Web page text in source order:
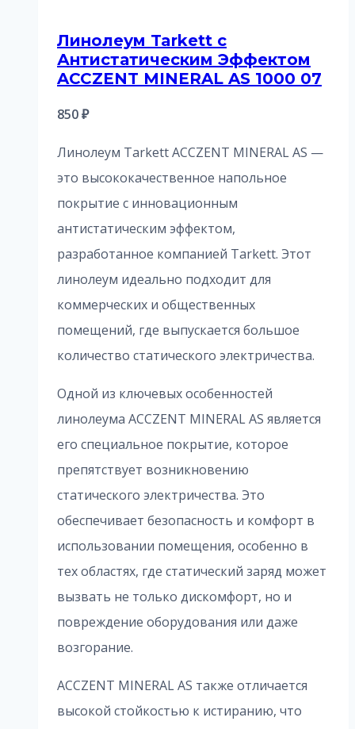
Линолеум Tarkett с
Антистатическим Эффектом
ACCZENT MINERAL AS 1000 07
850₽
Линолеум Tarkett ACCZENT MINERAL AS —
это высококачественное напольное
покрытие с инновационным
антистатическим эффектом,
разработанное компанией Tarkett. Этот
линолеум идеально подходит для
коммерческих и общественных
помещений, где выпускается большое
количество статического электричества.
Одной из ключевых особенностей
линолеума ACCZENT MINERAL AS является
его специальное покрытие, которое
препятствует возникновению
статического электричества. Это
обеспечивает безопасность и комфорт в
использовании помещения, особенно в
тех областях, где статический заряд может
вызвать не только дискомфорт, но и
повреждение оборудования или даже
возгорание.
ACCZENT MINERAL AS также отличается
высокой стойкостью к истиранию, что